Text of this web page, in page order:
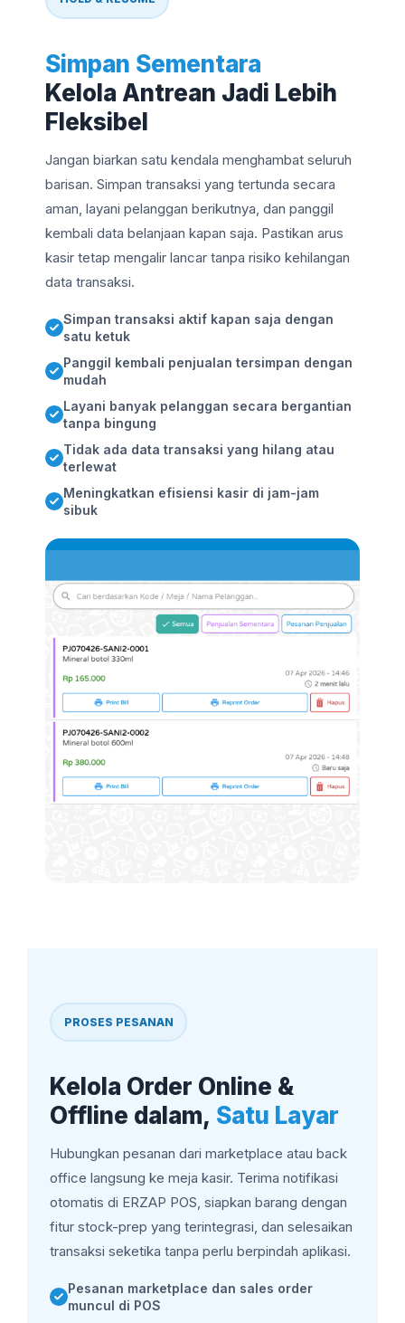
Simpan Sementara
Kelola Antrean Jadi Lebih
Fleksibel
Jangan biarkan satu kendala menghambat seluruh
barisan. Simpan transaksi yang tertunda secara
aman, layani pelanggan berikutnya, dan panggil
kembali data belanjaan kapan saja. Pastikan arus
kasir tetap mengalir lancar tanpa risiko kehilangan
data transaksi.
Simpan transaksi aktif kapan saja dengan
satu ketuk
Panggil kembali penjualan tersimpan dengan
mudah
Layani banyak pelanggan secara bergantian
tanpa bingung
Tidak ada data transaksi yang hilang atau
terlewat
Meningkatkan efisiensi kasir di jam-jam
sibuk
PROSES PESANAN
Kelola Order Online &
Offline dalam, Satu Layar
Hubungkan pesanan dari marketplace atau back
office langsung ke meja kasir. Terima notifikasi
otomatis di ERZAP POS, siapkan barang dengan
fitur stock-prep yang terintegrasi, dan selesaikan
transaksi seketika tanpa perlu berpindah aplikasi.
Pesanan marketplace dan sales order
muncul di POS